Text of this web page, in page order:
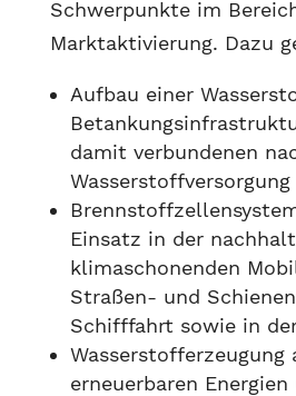
Schwerpunkte im
Marktaktivierung. Dazu
Aufbau einer
damit verbundenen
Wasserstoffversorgung
Einsatz in der
klimaschonenden
Straßen- und
Schifffahrt sowie in
Wasserstofferzeugung
erneuerbaren